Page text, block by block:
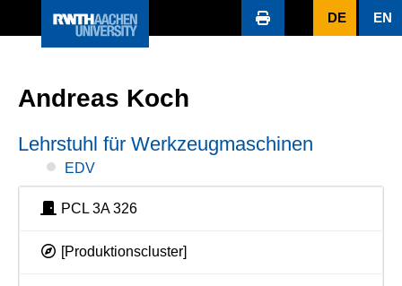
DE EN
Andreas Koch
Lehrstuhl für Werkzeugmaschinen
EDV
PCL 3A 326
[Produktionscluster]